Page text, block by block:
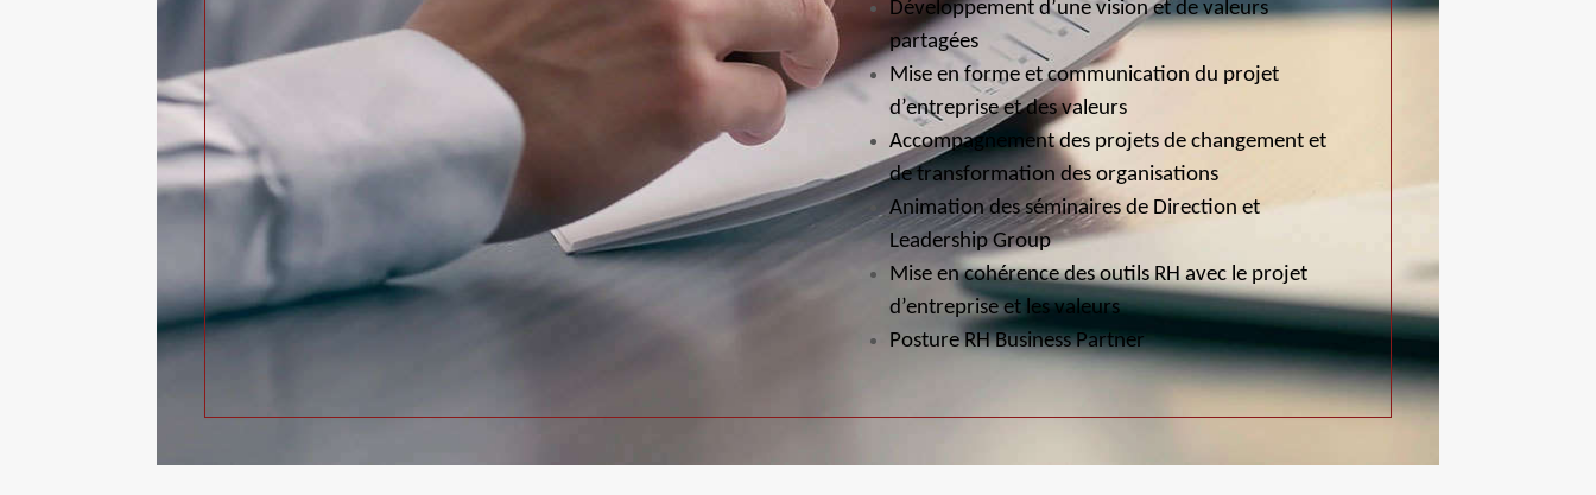
Développement d’une vision et de valeurs
partagées
Mise en forme et communication du projet
d’entreprise et des valeurs
Accompagnement des projets de changement et
de transformation des organisations
Animation des séminaires de Direction et
Leadership Group
Mise en cohérence des outils RH avec le projet
d’entreprise et les valeurs
Posture RH Business Partner